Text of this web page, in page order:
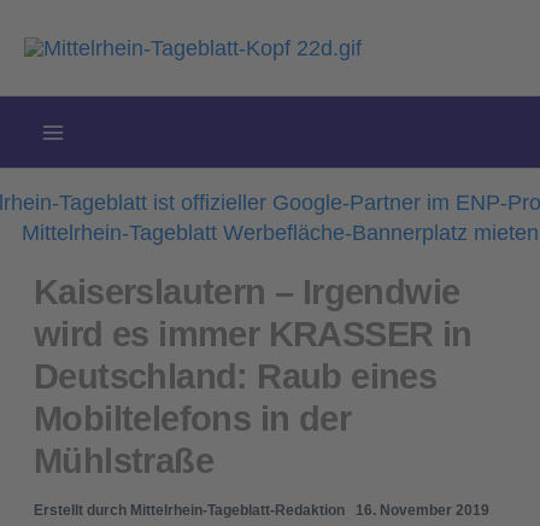
Inhalt
Kaiserslautern – Irgendwie
wird es immer KRASSER in
Deutschland: Raub eines
Mobiltelefons in der
Mühlstraße
Erstellt durch Mittelrhein-Tageblatt-Redaktion 16. November 2019